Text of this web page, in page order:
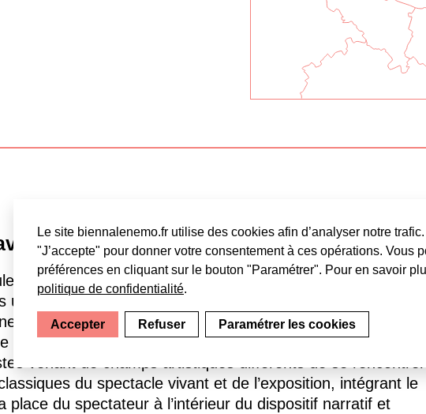
Le site biennalenemo.fr utilise des cookies afin d’analyser notre
"J’accepte" pour donner votre consentement à ces opérations. Vous
préférences en cliquant sur le bouton "Paramétrer". Pour en savoir
politique de confidentialité.
Accepter Refuser Paramétrer les cookies
C’le chantier)
des avatars virtuels mais de véritables êtres humains ?
série de réflexions et d’expériences dans lesquelles le
ses propres limites.Une étape de travail pour déguster ce
la Culture,un programme de résidences artistiques de
venant de champs artistiques différents de se rencontrer
du spectacle vivant et de l’exposition, intégrant le
du spectateur à l’intérieur du dispositif narratif et